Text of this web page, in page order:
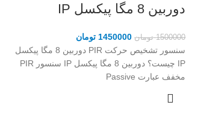
دوربین 8 مگا پیکسل IP
1500000 تومان 1450000 تومان
سنسور تشخیص حرکت PIR دوربین 8 مگا پیکسل
IP چیست؟ دوربین 8 مگا پیکسل IP سنسور PIR
مخفف عبارت Passive